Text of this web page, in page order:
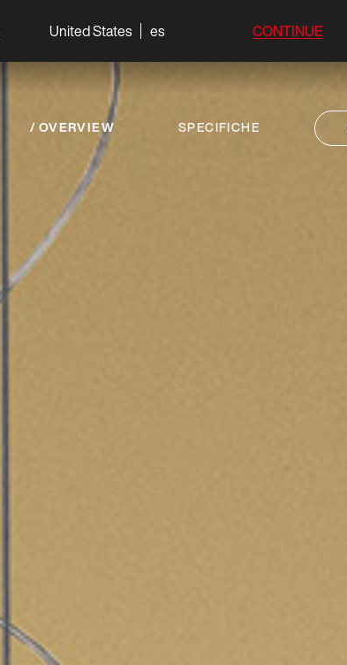
United States es CONTINUE
OVERVIEW SPECIFICHE